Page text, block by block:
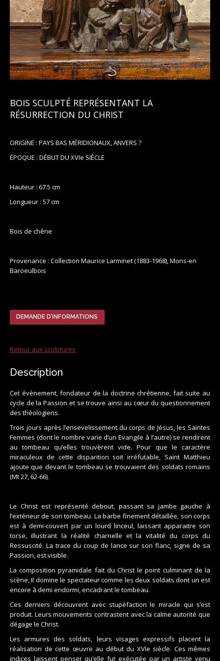
BOIS SCULPTÉ REPRÉSENTANT LA
RÉSURRECTION DU CHRIST
ORIGINE : PAYS BAS MÉRIDIONAUX, ANVERS ?
ÉPOQUE : DÉBUT DU XVIe SIÈCLE
Hauteur : 67.5 cm
Longueur : 57 cm
Bois de chêne
Provenance : Collection Maurice Larminet (1883-1968), Mons-en
Baroeulbois
DEMANDE D’INFORMATIONS
Retour aux sculptures
Description
Cet évènement, fondateur de la doctrine chrétienne, fait suite au
cycle de la Passion et se trouve ainsi au cœur du questionnement
des théologiens.
Trois jours après l’ensevelissement du corps de Jésus, les Saintes
Femmes (dont le nombre varie d’un Evangile à l’autre) se rendirent
au tombeau qu’elles trouvèrent vide. Pour que le caractère
miraculeux de cette disparition soit irréfutable, Saint Matthieu
ajoute que devant le tombeau se trouvaient des soldats romains
(Mt 27, 62-66).
Le Christ est représenté debout, passant sa jambe gauche à
l’extérieur de son tombeau. La barbe finement détaillée, son corps
est à demi-couvert par un lourd linceul, laissant apparaitre son
torse, illustrant la réalité charnelle et la vitalité du corps du
Ressuscité. La trace du coup de lance sur son flanc, signe de sa
Passion, est visible.
La composition pyramidale fait du Christ le point culminant de la
scène, Il domine le spectateur comme les deux soldats dont un est
encore à demi endormi, encadrant le tombeau.
Ces derniers découvrent avec stupéfaction le miracle qui s’est
produit. Leurs mouvements contrastent avec la calme autorité que
dégage le Christ.
Les armures des soldats, leurs visages expressifs placent la
réalisation de cette œuvre au début du XVIe siècle. Ces mêmes
indices laissent penser qu’elle fut exécutée par un artiste venu